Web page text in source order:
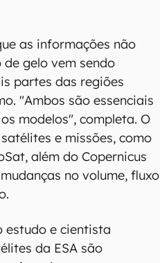
as informações não
gelo vem sendo
partes das regiões
"Ambos são essenciais
modelos", completa. O
e missões, como
além do Copernicus
no volume, fluxo
estudo e cientista
da ESA são